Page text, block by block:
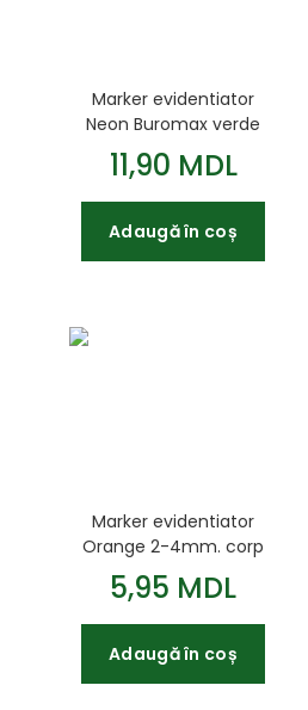
Marker evidentiator
Neon Buromax verde
11,90 MDL
Adaugă în coș
Marker evidentiator
Orange 2-4mm. corp
rotund Jobmax
5,95 MDL
Adaugă în coș